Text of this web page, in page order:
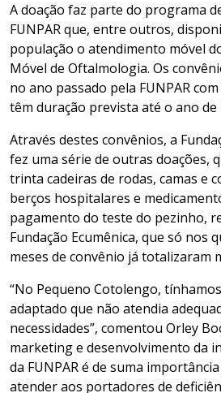
A doação faz parte do programa
FUNPAR que, entre outros,
população o atendimento móvel
Móvel de Oftalmologia. Os
no ano passado pela FUNPAR
têm duração prevista até o ano de
Através destes convênios, a
fez uma série de outras doações,
trinta cadeiras de rodas, camas e
berços hospitalares e
pagamento do teste do pezinho,
Fundação Ecumênica, que só nos
meses de convênio já totalizaram
“No Pequeno Cotolengo,
adaptado que não atendia
necessidades”, comentou Orley
marketing e desenvolvimento da
da FUNPAR é de suma
atender aos portadores de